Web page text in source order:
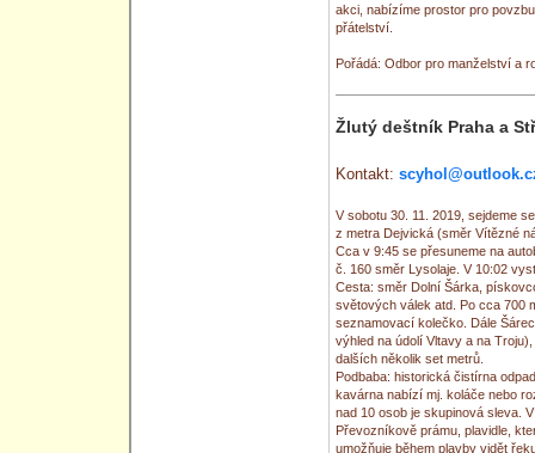
akci, nabízíme prostor pro
přátelství.
Pořádá: Odbor pro manželství a
Žlutý deštník Praha a
Kontakt:
V sobotu 30. 11. 2019, sejdeme
z metra Dejvická (směr Vítězné
Cca v 9:45 se přesuneme na
č. 160 směr Lysolaje. V 10:02
Cesta: směr Dolní Šárka,
světových válek atd. Po cca 700
seznamovací kolečko. Dále
výhled na údolí Vltavy a na
dalších několik set metrů.
Podbaba: historická čistírna
kavárna nabízí mj. koláče nebo
nad 10 osob je skupinová sleva.
Převozníkově prámu, plavidle,
umožňuje během plavby vidět